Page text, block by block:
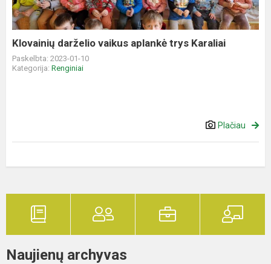
Karaliai
Klovainių darželio vaikus aplankė trys Karaliai
Paskelbta: 2023-01-10
Kategorija: Renginiai
Plačiau
Naujienų archyvas